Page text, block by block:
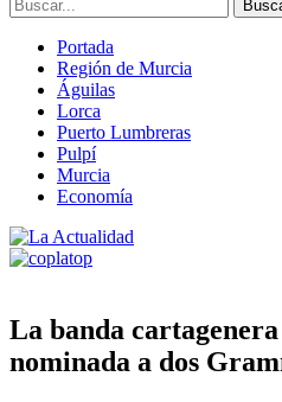
Portada
Región de Murcia
Águilas
Lorca
Puerto Lumbreras
Pulpí
Murcia
Economía
La banda cartagenera
nominada a dos